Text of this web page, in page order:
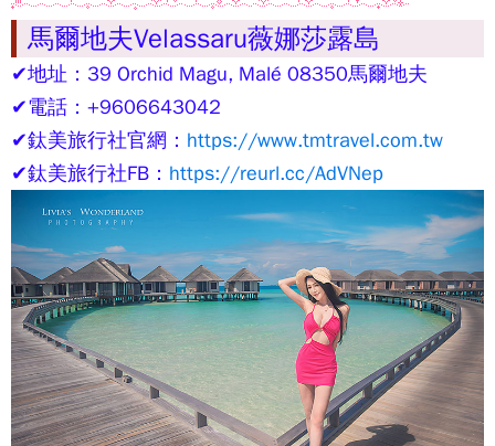
馬爾地夫Velassaru薇娜莎露島
✔地址：39 Orchid Magu, Malé 08350馬爾地夫
✔電話：+9606643042
✔鈦美旅行社官網： https://www.tmtravel.com.tw
✔鈦美旅行社FB： https://reurl.cc/AdVNep